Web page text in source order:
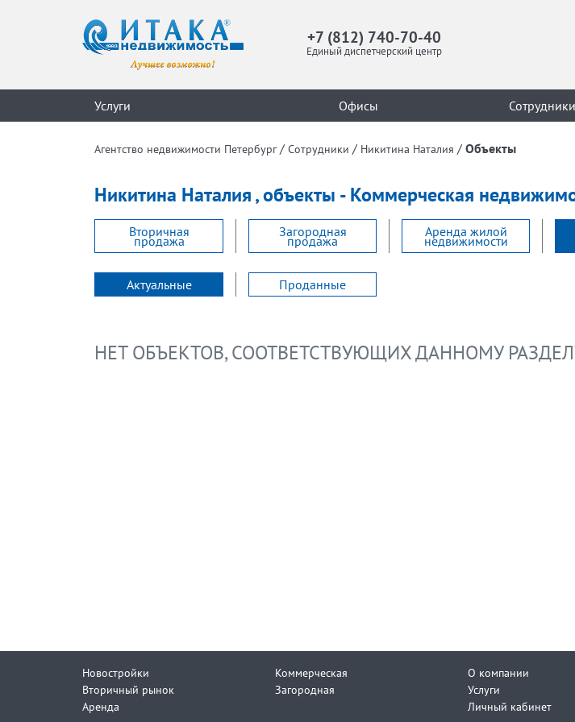
+7 (812) 740-70-40
Единый диспетчерский центр
Услуги Офисы Сотрудники
Агентство недвижимости Петербург / Сотрудники / Никитина Наталия / Объекты
Никитина Наталия , объекты - Коммерческая
Вторичная
продажа
Загородная
продажа
Аренда жилой
недвижимости
Актуальные Проданные
НЕТ ОБЪЕКТОВ, СООТВЕТСТВУЮЩИХ ДАННОМУ
Новостройки
Вторичный рынок
Аренда
Коммерческая
Загородная
О компании
Услуги
Личный кабинет